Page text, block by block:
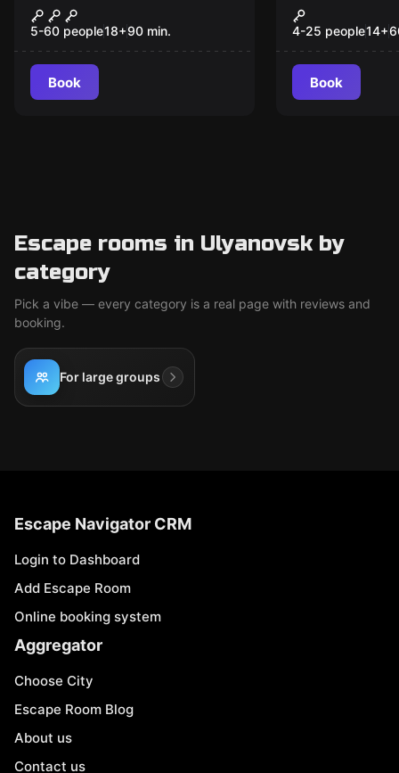
Бумажный дом
5-60 people18+90 min.
Book
Прятки
4-25 people14+
Book
Escape rooms in Ulyanovsk by
category
Pick a vibe — every category is a real page with reviews and
booking.
For large groups
Escape Navigator CRM
Login to Dashboard
Add Escape Room
Online booking system
Aggregator
Choose City
Escape Room Blog
About us
Contact us